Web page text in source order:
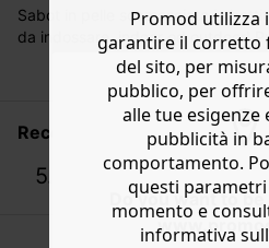
Do you want to
Hai 30 gg. per restituire o cambiare gli articoli a
decorrere dalla data dell’avvenuta
Sabot in pelle scamosciata
da indossare, indoor od outdoor!
borchiato e suola dentellata.
Ottima idea regalo.
recensioni delle clienti
5.0 1 recensione
Promod utilizza
garantire il corretto
del sito, per
pubblico, per
alle tue esigenze
pubblicità in
comportamento.
questi
momento e
informativa